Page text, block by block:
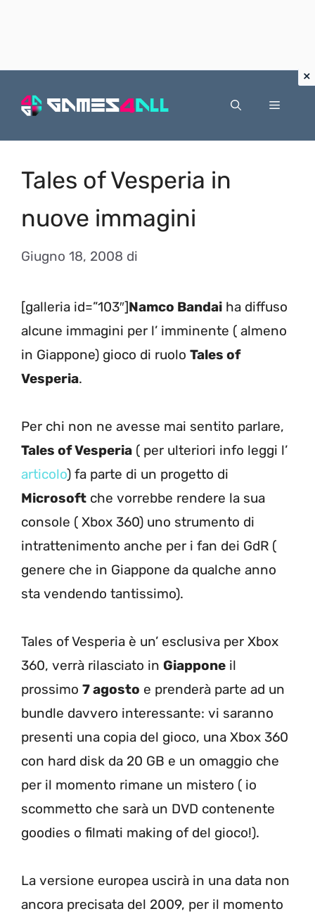
Menu
Tales of Vesperia in
nuove immagini
Giugno 18, 2008 di
[galleria id=”103″]Namco Bandai ha diffuso
alcune immagini per l’ imminente ( almeno
in Giappone) gioco di ruolo Tales of
Vesperia.
Per chi non ne avesse mai sentito parlare,
Tales of Vesperia ( per ulteriori info leggi l’
articolo) fa parte di un progetto di
Microsoft che vorrebbe rendere la sua
console ( Xbox 360) uno strumento di
intrattenimento anche per i fan dei GdR (
genere che in Giappone da qualche anno
sta vendendo tantissimo).
Tales of Vesperia è un’ esclusiva per Xbox
360, verrà rilasciato in Giappone il
prossimo 7 agosto e prenderà parte ad un
bundle davvero interessante: vi saranno
presenti una copia del gioco, una Xbox 360
con hard disk da 20 GB e un omaggio che
per il momento rimane un mistero ( io
scommetto che sarà un DVD contenente
goodies o filmati making of del gioco!).
La versione europea uscirà in una data non
ancora precisata del 2009, per il momento